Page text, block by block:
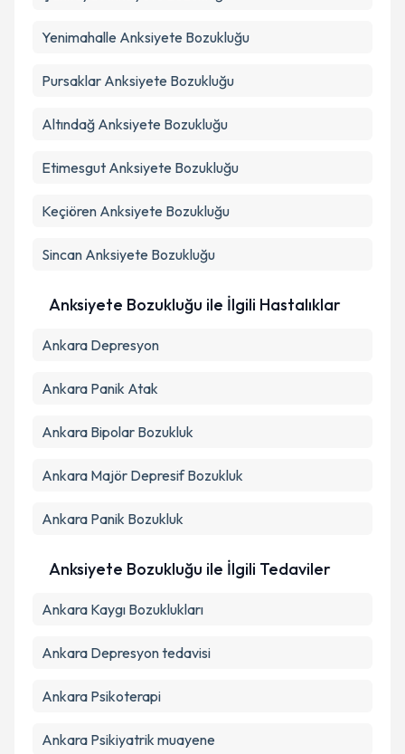
Takvim Talebini Gönder
Yenimahalle Anksiyete Bozukluğu
Pursaklar Anksiyete Bozukluğu
Altındağ Anksiyete Bozukluğu
Etimesgut Anksiyete Bozukluğu
Keçiören Anksiyete Bozukluğu
Sincan Anksiyete Bozukluğu
Anksiyete Bozukluğu ile İlgili Hastalıklar
Ankara Depresyon
Ankara Panik Atak
Ankara Bipolar Bozukluk
Ankara Majör Depresif Bozukluk
Ankara Panik Bozukluk
Anksiyete Bozukluğu ile İlgili Tedaviler
Ankara Kaygı Bozuklukları
Ankara Depresyon tedavisi
Ankara Psikoterapi
Ankara Psikiyatrik muayene